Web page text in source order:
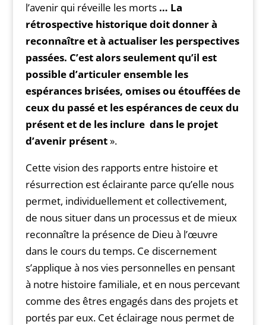
l’avenir qui réveille les morts … La
rétrospective historique doit donner à
reconnaître et à actualiser les perspectives
passées. C’est alors seulement qu’il est
possible d’articuler ensemble les
espérances brisées, omises ou étouffées de
ceux du passé et les espérances de ceux du
présent et de les inclure dans le projet
d’avenir présent».
Cette vision des rapports entre histoire et
résurrection est éclairante parce qu’elle nous
permet, individuellement et collectivement,
de nous situer dans un processus et de mieux
reconnaître la présence de Dieu à l’œuvre
dans le cours du temps. Ce discernement
s’applique à nos vies personnelles en pensant
à notre histoire familiale, et en nous percevant
comme des êtres engagés dans des projets et
portés par eux. Cet éclairage nous permet de